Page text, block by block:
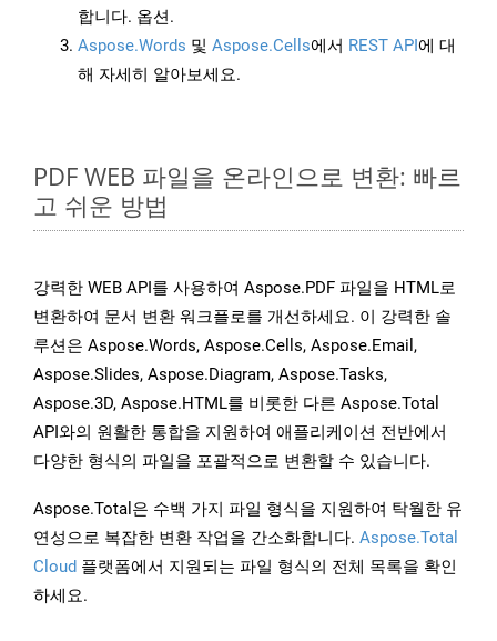
합니다. 옵션.
Aspose.Words 및 Aspose.Cells에서 REST API에 대
해 자세히 알아보세요.
PDF WEB 파일을 온라인으로 변환: 빠르
고 쉬운 방법
강력한 WEB API를 사용하여 Aspose.PDF 파일을 HTML로
변환하여 문서 변환 워크플로를 개선하세요. 이 강력한 솔
루션은 Aspose.Words, Aspose.Cells, Aspose.Email,
Aspose.Slides, Aspose.Diagram, Aspose.Tasks,
Aspose.3D, Aspose.HTML를 비롯한 다른 Aspose.Total
API와의 원활한 통합을 지원하여 애플리케이션 전반에서
다양한 형식의 파일을 포괄적으로 변환할 수 있습니다.
Aspose.Total은 수백 가지 파일 형식을 지원하여 탁월한 유
연성으로 복잡한 변환 작업을 간소화합니다. Aspose.Total
Cloud 플랫폼에서 지원되는 파일 형식의 전체 목록을 확인
하세요.